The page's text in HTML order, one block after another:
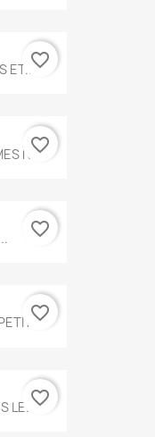
ET...favorite_border
N...favorite_border
favorite_border
favorite_border
LE...favorite_border